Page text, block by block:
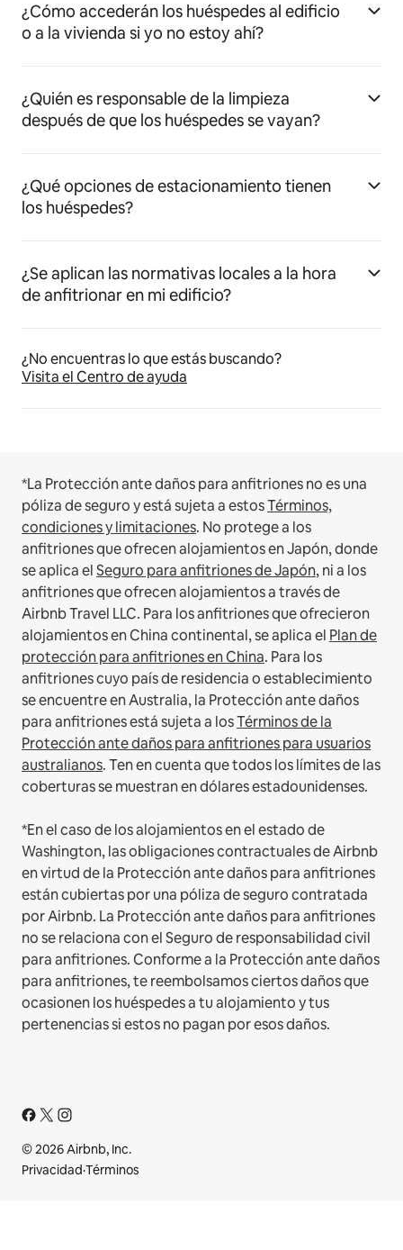
¿Cómo accederán los huéspedes al edificio
o a la vivienda si yo no estoy ahí?
¿Quién es responsable de la limpieza
después de que los huéspedes se vayan?
¿Qué opciones de estacionamiento tienen
los huéspedes?
¿Se aplican las normativas locales a la hora
de anfitrionar en mi edificio?
¿No encuentras lo que estás buscando?
Visita el Centro de ayuda
*La Protección ante daños para anfitriones no es una
póliza de seguro y está sujeta a estosTérminos,
condiciones y limitaciones. No protege a los
anfitriones que ofrecen alojamientos en Japón, donde
se aplica elSeguro para anfitriones de Japón, ni a los
anfitriones que ofrecen alojamientos a través de
Airbnb Travel LLC. Para los anfitriones que ofrecieron
alojamientos en China continental, se aplica el Plan de
protección para anfitriones en China. Para los
anfitriones cuyo país de residencia o establecimiento
se encuentre en Australia, la Protección ante daños
para anfitriones está sujeta a losTérminos de la
Protección ante daños para anfitriones para usuarios
australianos. Ten en cuenta que todos los límites de las
coberturas se muestran en dólares estadounidenses.
*En el caso de los alojamientos en el estado de
Washington, las obligaciones contractuales de Airbnb
en virtud de la Protección ante daños para anfitriones
están cubiertas por una póliza de seguro contratada
por Airbnb. La Protección ante daños para anfitriones
no se relaciona con el Seguro de responsabilidad civil
para anfitriones. Conforme a la Protección ante daños
para anfitriones, te reembolsamos ciertos daños que
ocasionen los huéspedes a tu alojamiento y tus
pertenencias si estos no pagan por esos daños.
© 2026 Airbnb, Inc.
Privacidad·Términos